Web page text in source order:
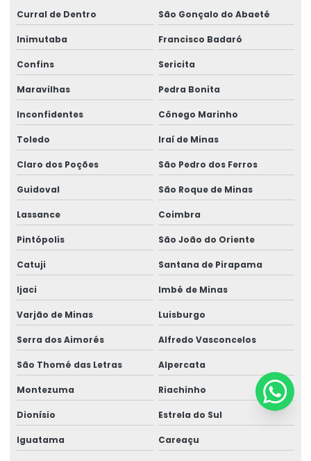
Curral de Dentro São Gonçalo do Abaeté
Inimutaba Francisco Badaró
Confins Sericita
Maravilhas Pedra Bonita
Inconfidentes Cônego Marinho
Toledo Iraí de Minas
Claro dos Poções São Pedro dos Ferros
Guidoval São Roque de Minas
Lassance Coimbra
Pintópolis São João do Oriente
Catuji Santana de Pirapama
Ijaci Imbé de Minas
Varjão de Minas Luisburgo
Serra dos Aimorés Alfredo Vasconcelos
São Thomé das Letras Alpercata
Montezuma Riachinho
Dionísio Estrela do Sul
Iguatama Careaçu